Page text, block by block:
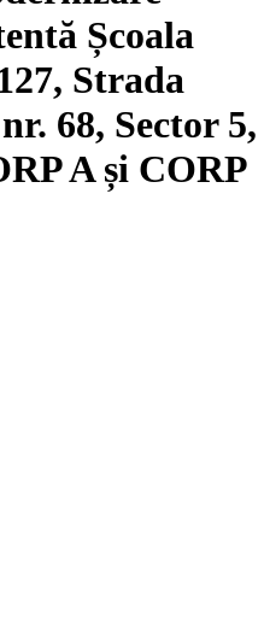
Școala
Strada
68, Sector 5,
A și CORP